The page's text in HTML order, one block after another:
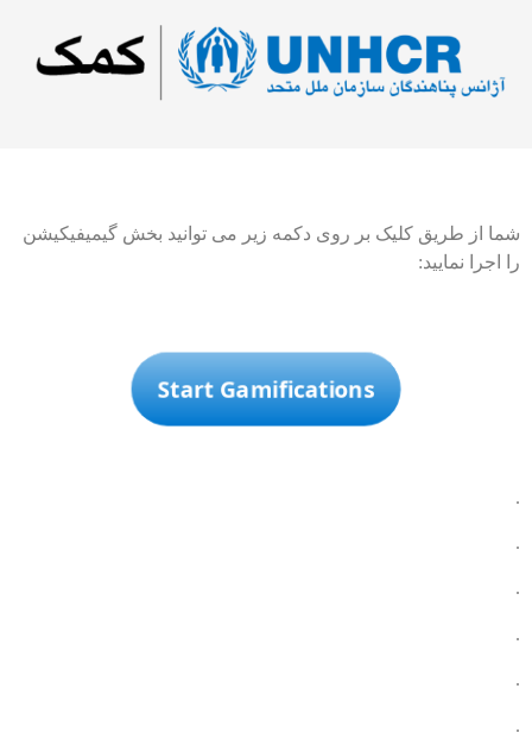
شما از طریق کلیک بر روی دکمه زیر می توانید بخش گیمیفیکیشن
را اجرا نمایید:
Start Gamifications
.
.
.
.
.
.